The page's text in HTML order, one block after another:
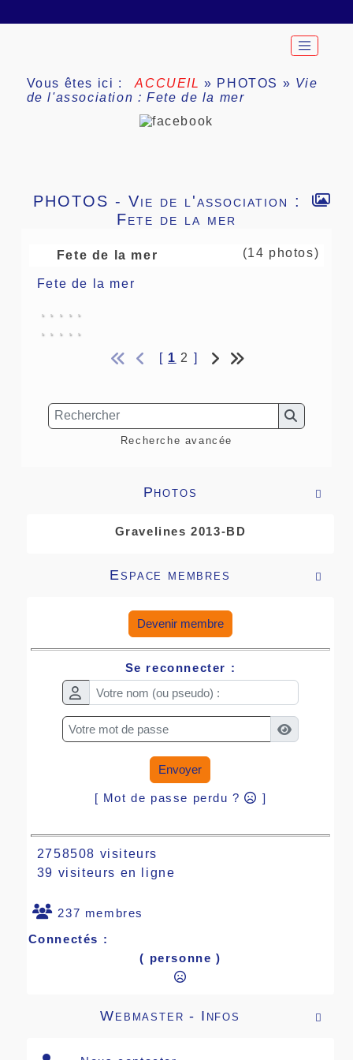
Vous êtes ici : ACCUEIL» PHOTOS » Vie
de l'association : Fete de la mer
PHOTOS - Vie de l'association :
Fete de la mer
Fete de la mer (14 photos)
Fete de la mer
[ 1 2 ]
Recherche avancée

Photos
Gravelines 2013-BD

Espace membres
Devenir membre
Se reconnecter :
Envoyer
[ Mot de passe perdu ? ]
2758508 visiteurs
39 visiteurs en ligne
237 membres
Connectés :
( personne )

Webmaster - Infos